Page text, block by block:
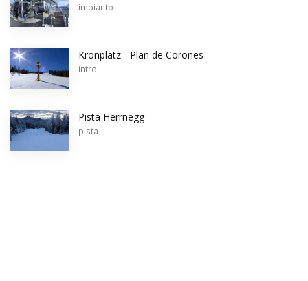
impianto
Kronplatz - Plan de Corones
intro
Pista Herrnegg
pista